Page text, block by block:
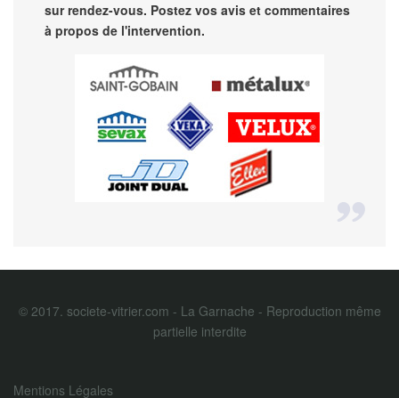
sur rendez-vous. Postez vos avis et commentaires
à propos de l'intervention.
© 2017. societe-vitrier.com - La Garnache - Reproduction même
partielle interdite
Mentions Légales